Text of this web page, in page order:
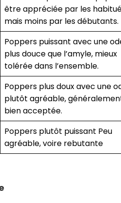
être appréciée par les
mais moins par les débutants.
Poppers puissant avec une
plus douce que l’amyle, mieux
tolérée dans l’ensemble.
Poppers plus doux avec une
plutôt agréable,
bien acceptée.
Poppers plutôt puissant Peu
agréable, voire rebutante